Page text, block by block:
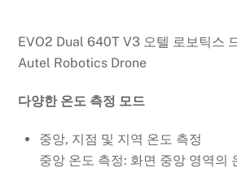
EVO2 Dual 640T V3 오텔 로보틱스
Autel Robotics Drone
다양한 온도 측정 모드
중앙, 지점 및 지역 온도 측정
중앙 온도 측정: 화면 중앙 영역의